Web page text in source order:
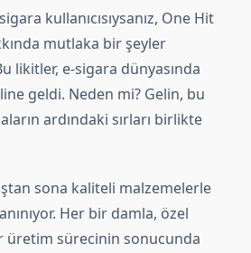
kullanıcısıysanız, One Hit
mutlaka bir şeyler
likitler, e-sigara dünyasında
geldi. Neden mi? Gelin, bu
ardındaki sırları birlikte
sona kaliteli malzemelerle
Her bir damla, özel
sürecinin sonucunda